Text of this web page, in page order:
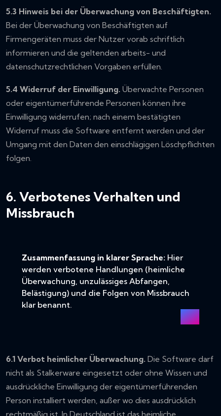
5.3 Hinweis bei der Überwachung von Beschäftigten.
Bei der Überwachung von Beschäftigten auf
Firmengeräten muss der Nutzer vorab schriftlich
informieren und die geltenden arbeits- und
datenschutzrechtlichen Vorgaben erfüllen.
5.4 Widerruf der Einwilligung. Überwachte Personen
oder eigentümerführende Personen können ihre
Einwilligung widerrufen; nach einem bestätigten
Widerruf muss die Software entfernt werden und der
Umgang mit den Daten den einschlägigen Löschpflichten
folgen.
6. Verbotenes Verhalten und
Missbrauch
Zusammenfassung in klarer Sprache: Hier
werden verbotene Handlungen (heimliche
Überwachung, unzulässiges Abfangen,
Belästigung) und die Folgen von Missbrauch
klar benannt.
6.1 Verbot heimlicher Überwachung. Die Software darf
nicht als Stalkerware eingesetzt oder ohne Wissen und
ausdrückliche Einwilligung der eigentümerführenden
Person installiert werden, außer wo dies ausdrücklich